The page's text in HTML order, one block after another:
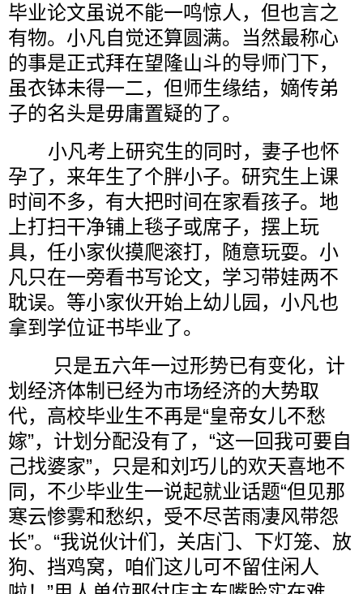
毕业论文虽说不能一鸣惊人，但也言之
有物。小凡自觉还算圆满。当然最称心
的事是正式拜在望隆山斗的导师门下，
虽衣钵未得一二，但师生缘结，嫡传弟
子的名头是毋庸置疑的了。
小凡考上研究生的同时，妻子也怀
孕了，来年生了个胖小子。研究生上课
时间不多，有大把时间在家看孩子。地
上打扫干净铺上毯子或席子，摆上玩
具，任小家伙摸爬滚打，随意玩耍。小
凡只在一旁看书写论文，学习带娃两不
耽误。等小家伙开始上幼儿园，小凡也
拿到学位证书毕业了。
只是五六年一过形势已有变化，计
划经济体制已经为市场经济的大势取
代，高校毕业生不再是“皇帝女儿不愁
嫁”，计划分配没有了，“这一回我可要自
己找婆家”，只是和刘巧儿的欢天喜地不
同，不少毕业生一说起就业话题“但见那
寒云惨雾和愁织，受不尽苦雨凄风带怨
长”。“我说伙计们，关店门、下灯笼、放
狗、挡鸡窝，咱们这儿可不留住闲人